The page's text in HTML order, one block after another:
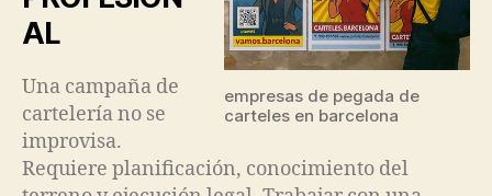
empresas de pegada de
carteles en barcelona
AL
Una campaña de
cartelería no se
improvisa.
Requiere planificación, conocimiento del